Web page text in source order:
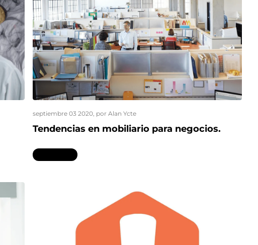
septiembre 03 2020 , por Alan Ycte
Tendencias en mobiliario para negocios.
Leer más...